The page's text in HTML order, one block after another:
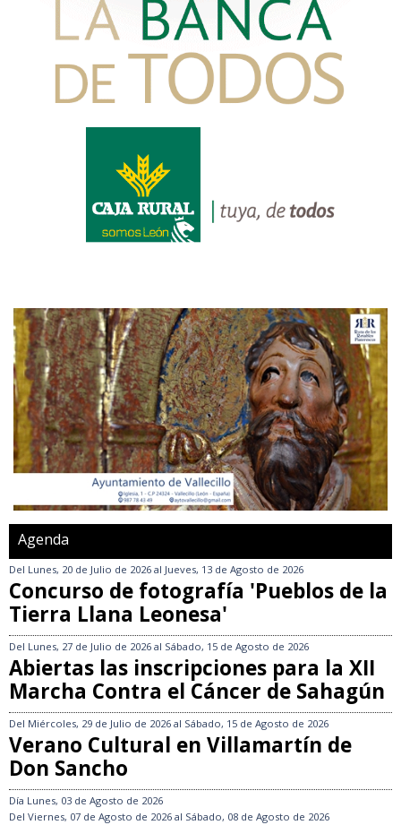
Agenda
Del Lunes, 20 de Julio de 2026 al Jueves, 13 de Agosto de 2026
Concurso de fotografía 'Pueblos de la
Tierra Llana Leonesa'
Del Lunes, 27 de Julio de 2026 al Sábado, 15 de Agosto de 2026
Abiertas las inscripciones para la XII
Marcha Contra el Cáncer de Sahagún
Del Miércoles, 29 de Julio de 2026 al Sábado, 15 de Agosto de 2026
Verano Cultural en Villamartín de
Don Sancho
Día Lunes, 03 de Agosto de 2026
Del Viernes, 07 de Agosto de 2026 al Sábado, 08 de Agosto de 2026